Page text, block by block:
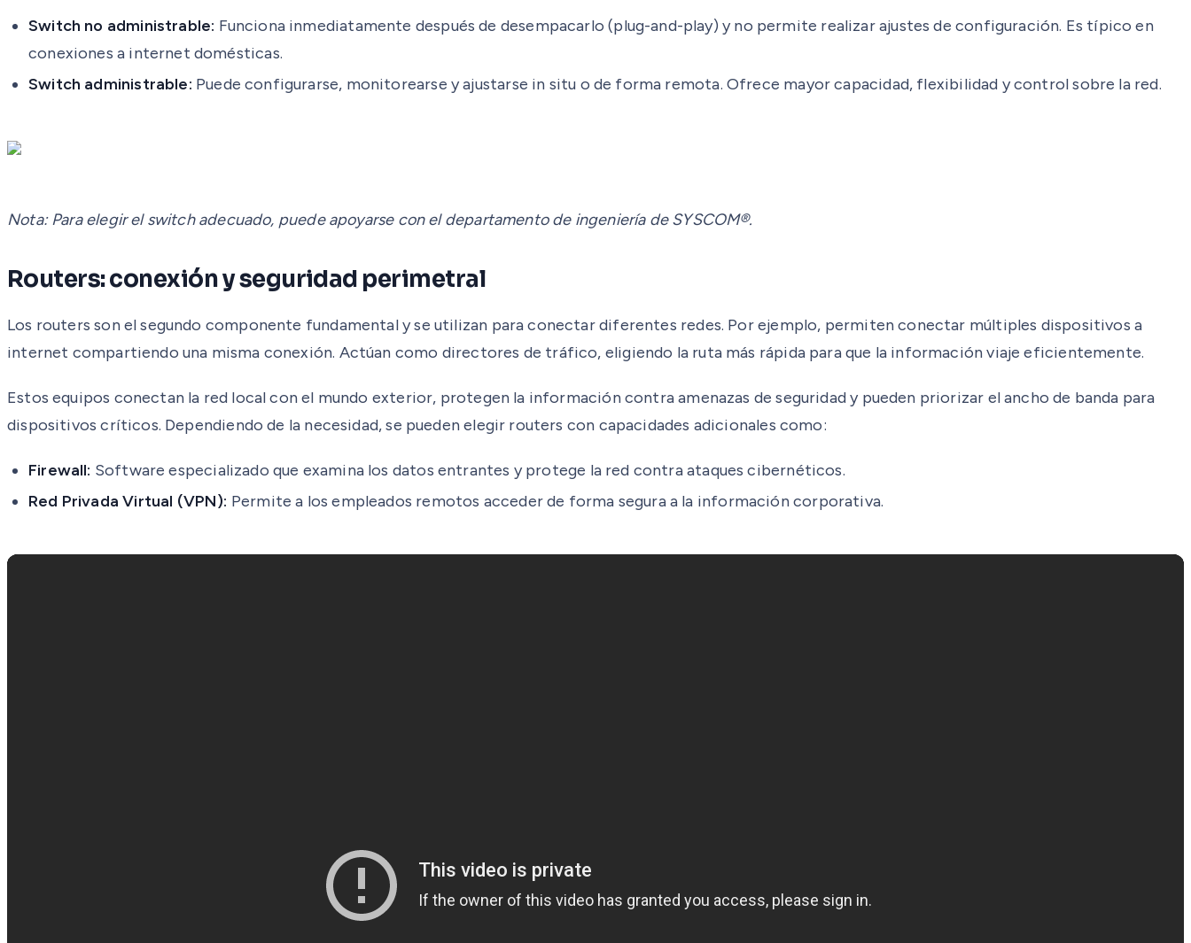
Switch no administrable: Funciona inmediatamente después de desempacarlo (plug-and-play) y no permite realizar ajustes de configuración. Es típico en
conexiones a internet domésticas.
Switch administrable: Puede configurarse, monitorearse y ajustarse in situ o de forma remota. Ofrece mayor capacidad, flexibilidad y control sobre la red.
Nota: Para elegir el switch adecuado, puede apoyarse con el departamento de ingeniería de SYSCOM®.
Routers: conexión y seguridad perimetral
Los routers son el segundo componente fundamental y se utilizan para conectar diferentes redes. Por ejemplo, permiten conectar múltiples dispositivos a
internet compartiendo una misma conexión. Actúan como directores de tráfico, eligiendo la ruta más rápida para que la información viaje eficientemente.
Estos equipos conectan la red local con el mundo exterior, protegen la información contra amenazas de seguridad y pueden priorizar el ancho de banda para
dispositivos críticos. Dependiendo de la necesidad, se pueden elegir routers con capacidades adicionales como:
Firewall: Software especializado que examina los datos entrantes y protege la red contra ataques cibernéticos.
Red Privada Virtual (VPN): Permite a los empleados remotos acceder de forma segura a la información corporativa.